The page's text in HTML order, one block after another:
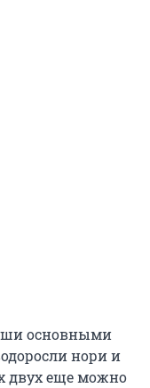
основными
нори и
двух еще можно